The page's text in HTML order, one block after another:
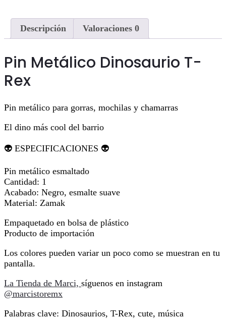
Descripción Valoraciones 0
Pin Metálico Dinosaurio T-
Rex
Pin metálico para gorras, mochilas y chamarras
El dino más cool del barrio
👽 ESPECIFICACIONES 👽
Pin metálico esmaltado
Cantidad: 1
Acabado: Negro, esmalte suave
Material: Zamak
Empaquetado en bolsa de plástico
Producto de importación
Los colores pueden variar un poco como se muestran en tu
pantalla.
La Tienda de Marci, síguenos en instagram
@marcistoremx
Palabras clave: Dinosaurios, T-Rex, cute, música